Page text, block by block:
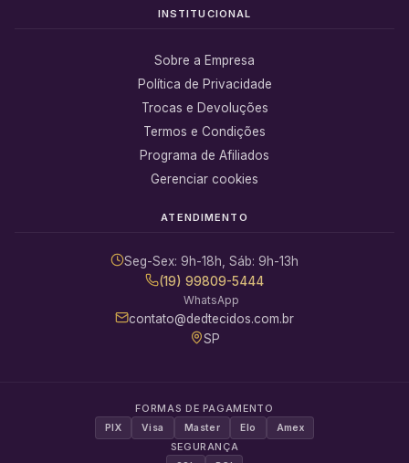
INSTITUCIONAL
Sobre a Empresa
Política de Privacidade
Trocas e Devoluções
Termos e Condições
Programa de Afiliados
Gerenciar cookies
ATENDIMENTO
Seg-Sex: 9h-18h, Sáb: 9h-13h
(19) 99809-5444
WhatsApp
contato@dedtecidos.com.br
SP
FORMAS DE PAGAMENTO
PIX Visa Master Elo Amex
SEGURANÇA